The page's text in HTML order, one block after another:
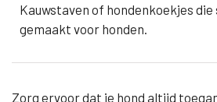
Kauwstaven of hondenkoekjes die
gemaakt voor honden.
Zorg ervoor dat je hond altijd